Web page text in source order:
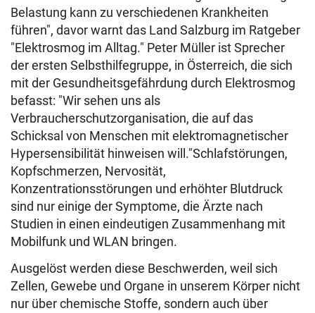
Belastung kann zu verschiedenen Krankheiten
führen", davor warnt das Land Salzburg im Ratgeber
"Elektrosmog im Alltag." Peter Müller ist Sprecher
der ersten Selbsthilfegruppe, in Österreich, die sich
mit der Gesundheitsgefährdung durch Elektrosmog
befasst: "Wir sehen uns als
Verbraucherschutzorganisation, die auf das
Schicksal von Menschen mit elektromagnetischer
Hypersensibilität hinweisen will."Schlafstörungen,
Kopfschmerzen, Nervosität,
Konzentrationsstörungen und erhöhter Blutdruck
sind nur einige der Symptome, die Ärzte nach
Studien in einen eindeutigen Zusammenhang mit
Mobilfunk und WLAN bringen.
Ausgelöst werden diese Beschwerden, weil sich
Zellen, Gewebe und Organe in unserem Körper nicht
nur über chemische Stoffe, sondern auch über